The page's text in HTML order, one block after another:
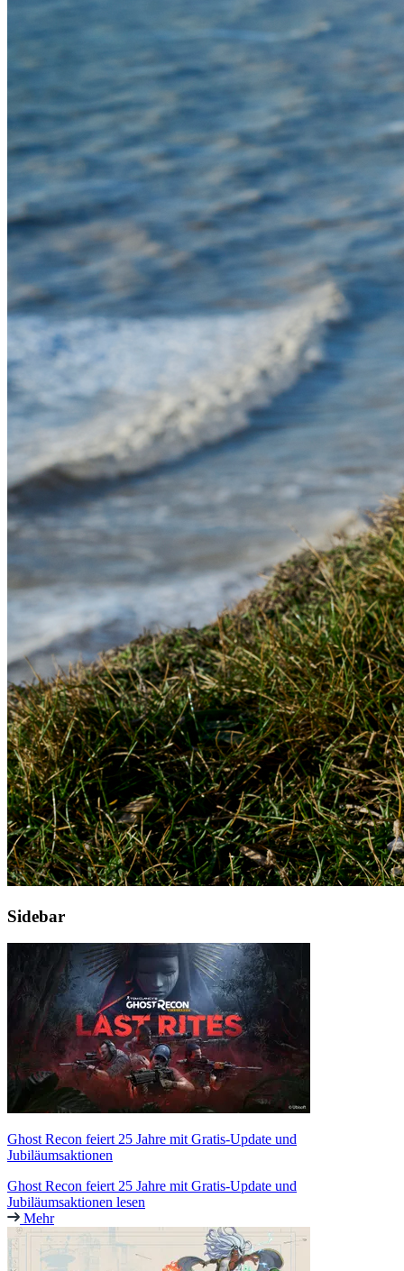
Sidebar
Ghost Recon feiert 25 Jahre mit Gratis-Update und
Jubiläumsaktionen
Ghost Recon feiert 25 Jahre mit Gratis-Update und
Jubiläumsaktionen lesen
Mehr